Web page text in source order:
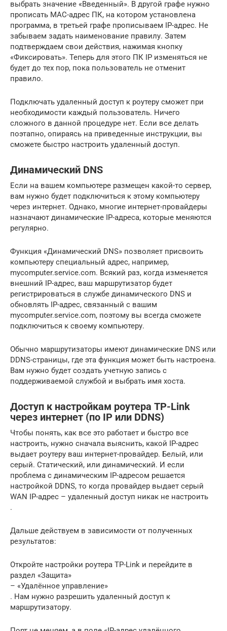
выбрать значение «Введенный». В другой графе нужно
прописать MAC-адрес ПК, на котором установлена
программа, в третьей графе прописываем IP-адрес. Не
забываем задать наименование правилу. Затем
подтверждаем свои действия, нажимая кнопку
«Фиксировать». Теперь для этого ПК IP изменяться не
будет до тех пор, пока пользователь не отменит
правило.
Подключать удаленный доступ к роутеру сможет при
необходимости каждый пользователь. Ничего
сложного в данной процедуре нет. Если все делать
поэтапно, опираясь на приведенные инструкции, вы
сможете быстро настроить удаленный доступ.
Динамический DNS
Если на вашем компьютере размещен какой-то сервер,
вам нужно будет подключиться к этому компьютеру
через интернет. Однако, многие интернет-провайдеры
назначают динамические IP-адреса, которые меняются
регулярно.
Функция «Динамический DNS» позволяет присвоить
компьютеру специальный адрес, например,
mycomputer.service.com. Всякий раз, когда изменяется
внешний IP-адрес, ваш маршрутизатор будет
регистрироваться в службе динамического DNS и
обновлять IP-адрес, связанный с вашим
mycomputer.service.com, поэтому вы всегда сможете
подключиться к своему компьютеру.
Обычно маршрутизаторы имеют динамические DNS или
DDNS-страницы, где эта функция может быть настроена.
Вам нужно будет создать учетную запись с
поддерживаемой службой и выбрать имя хоста.
Доступ к настройкам роутера TP-Link
через интернет (по IP или DDNS)
Чтобы понять, как все это работает и быстро все
настроить, нужно сначала выяснить, какой IP-адрес
выдает роутеру ваш интернет-провайдер. Белый, или
серый. Статический, или динамический. И если
проблема с динамическим IP-адресом решается
настройкой DDNS, то когда провайдер выдает серый
WAN IP-адрес – удаленный доступ никак не настроить
.
Дальше действуем в зависимости от полученных
результатов:
Откройте настройки роутера TP-Link и перейдите в
раздел «Защита»
– «Удалённое управление»
. Нам нужно разрешить удаленный доступ к
маршрутизатору.